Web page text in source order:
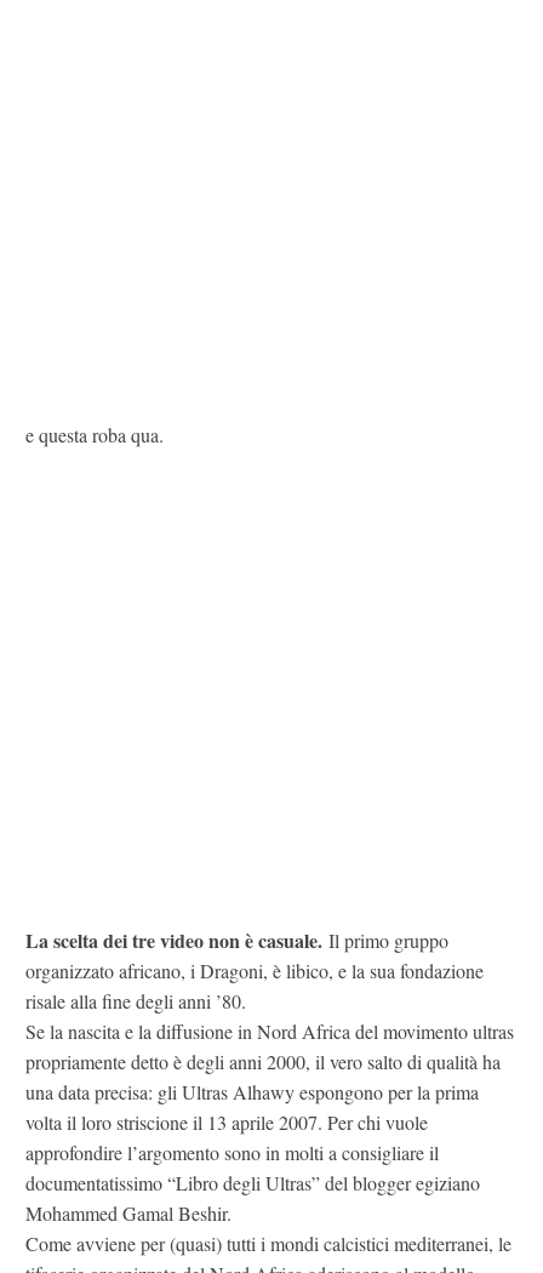
e questa roba qua.
La scelta dei tre video non è casuale. Il primo gruppo
organizzato africano, i Dragoni, è libico, e la sua fondazione
risale alla fine degli anni ’80.
Se la nascita e la diffusione in Nord Africa del movimento ultras
propriamente detto è degli anni 2000, il vero salto di qualità ha
una data precisa: gli Ultras Alhawy espongono per la prima
volta il loro striscione il 13 aprile 2007. Per chi vuole
approfondire l’argomento sono in molti a consigliare il
documentatissimo “Libro degli Ultras” del blogger egiziano
Mohammed Gamal Beshir.
Come avviene per (quasi) tutti i mondi calcistici mediterranei, le